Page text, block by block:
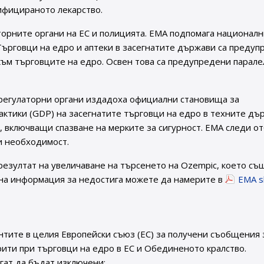
лекарство.
органи на ЕС и полицията. EMA подпомага
на едро и аптеки в засегнатите държави са
търговците на едро. Освен това са предупредени
органи издадоха официални становища за
(GDP) на засегнатите търговци на едро в техните
спазване на мерките за сигурност. EMA следи
необходимост.
на увеличаване на търсенето на Ozempic, което
информация за недостига можете да намерите в
EMA
в целия Европейски съюз (ЕС) за получени съобщения
при търговци на едро в ЕС и Обединеното кралство.